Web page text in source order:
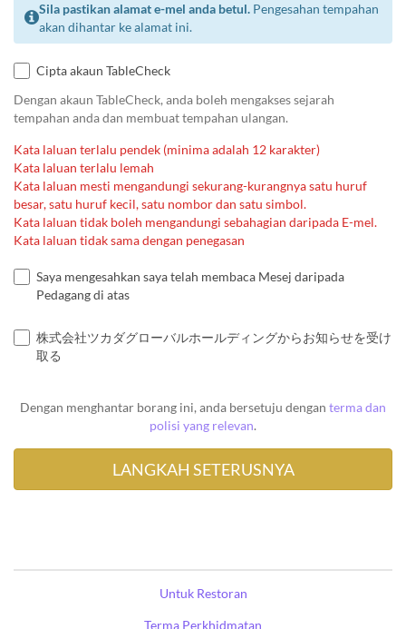
Sila pastikan alamat e-mel anda betul. Pengesahan tempahan
akan dihantar ke alamat ini.
Cipta akaun TableCheck
Dengan akaun TableCheck, anda boleh mengakses sejarah
tempahan anda dan membuat tempahan ulangan.
Kata laluan terlalu pendek (minima adalah 12 karakter)
Kata laluan terlalu lemah
Kata laluan mesti mengandungi sekurang-kurangnya satu huruf
besar, satu huruf kecil, satu nombor dan satu simbol.
Kata laluan tidak boleh mengandungi sebahagian daripada E-mel.
Kata laluan tidak sama dengan penegasan
Saya mengesahkan saya telah membaca Mesej daripada
Pedagang di atas
株式会社ツカダグローバルホールディングからお知らせを受け
取る
Dengan menghantar borang ini, anda bersetuju dengan terma dan
polisi yang relevan.
Untuk Restoran
Terma Perkhidmatan